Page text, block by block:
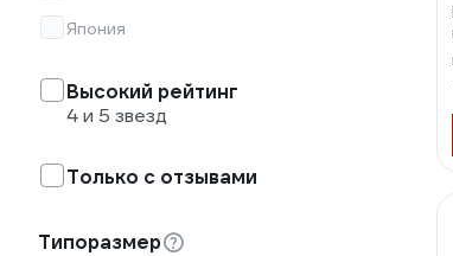
Япония
Высокий рейтинг
4 и 5 звезд
Только с отзывами
Типоразмер